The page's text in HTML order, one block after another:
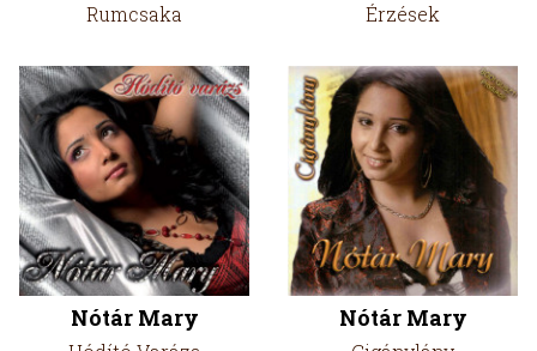
Rumcsaka Érzések
Nótár Mary Nótár Mary